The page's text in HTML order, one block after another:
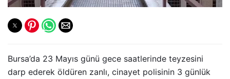
Bursa’da 23 Mayıs günü gece saatlerinde teyzesini
darp ederek öldüren zanlı, cinayet polisinin 3 günlük